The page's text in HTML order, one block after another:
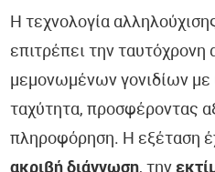
Η τεχνολογία
επιτρέπει την
μεμονωμένων γονιδίων με
ταχύτητα, προσφέροντας
πληροφόρηση. Η εξέταση